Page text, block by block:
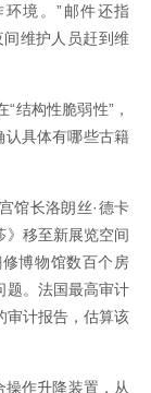
境。”邮件还指
维护人员赶到维
结构性脆弱性”，
认具体有哪些古籍
馆长洛朗丝·德卡
》移至新展览空间
博物馆数百个房
题。法国最高审计
审计报告，估算该
操作升降装置，从